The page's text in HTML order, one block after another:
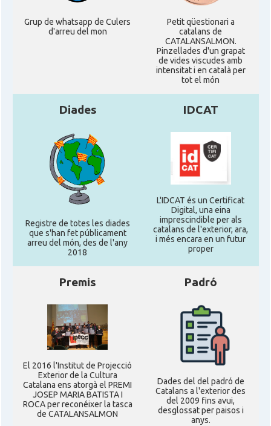
Grup de whatsapp de Culers
d'arreu del mon
Petit qüestionari a
catalans de
CATALANSALMON.
Pinzellades d'un grapat
de vides viscudes amb
intensitat i en català per
tot el món
Diades
Registre de totes les diades
que s'han fet públicament
arreu del món, des de l'any
2018
IDCAT
L'IDCAT és un Certificat
Digital, una eina
imprescindible per als
catalans de l'exterior, ara,
i més encara en un futur
proper
Premis
El 2016 l'Institut de Projecció
Exterior de la Cultura
Catalana ens atorgà el PREMI
JOSEP MARIA BATISTA I
ROCA per reconéixer la tasca
de CATALANSALMON
Padró
Dades del del padró de
Catalans a l'exterior des
del 2009 fins avui,
desglossat per paisos i
anys.